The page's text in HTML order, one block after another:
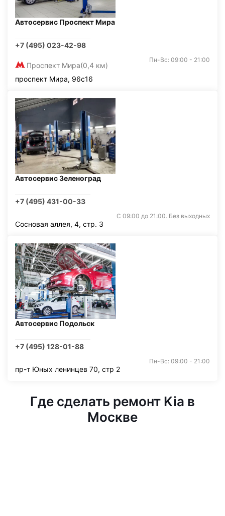
Автосервис Проспект Мира
+7 (495) 023-42-98
Проспект Мира(0,4 км)
Пн-Вс: 09:00 - 21:00
проспект Мира, 96с16
Автосервис Зеленоград
+7 (495) 431-00-33
С 09:00 до 21:00. Без выходных
Сосновая аллея, 4, стр. 3
Автосервис Подольск
+7 (495) 128-01-88
Пн-Вс: 09:00 - 21:00
пр-т Юных ленинцев 70, стр 2
Где сделать ремонт Kia в
Москве